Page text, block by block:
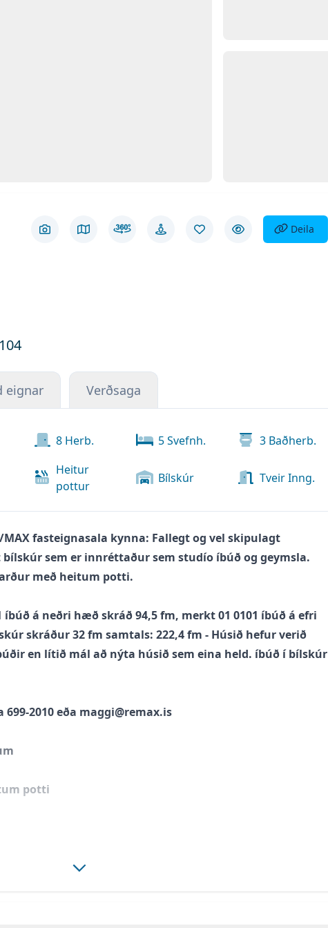
104
Skoða myndir
Skoða á kortiSkoða í þrívídd
GötusýnVista eignFela eign
Deila eign
Deila
eignar Verðsaga
8 Herb. 5Svefnh. 3Baðherb.
Heitur
pottur
Bílskúr Tveir Inng.
MAX fasteignasala kynna: Fallegt og vel skipulagt
sem er innréttaður sem studío íbúð og geymsla.
með heitum potti.
á neðri hæð skráð 94,5 fm, merkt 01 0101 íbúð á efri
skráður 32 fm samtals: 222,4 fm - Húsið hefur verið
en lítið mál að nýta húsið sem eina held. íbúð í bílskúr
2010 eða maggi@remax.is
potti